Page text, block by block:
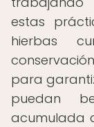
estas
hierbas
para
puedan
acumulada